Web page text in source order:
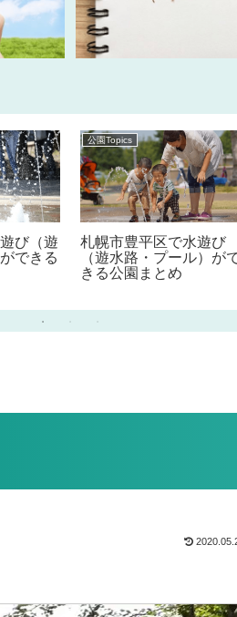
び（遊
できる
公園Topics
札幌市豊平区で水遊び
（遊水路・プール）が
きる公園まとめ